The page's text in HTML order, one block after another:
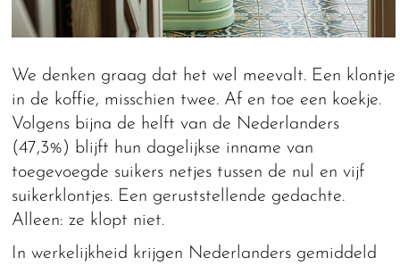
We denken graag dat het wel meevalt. Een klontje
in de koffie, misschien twee. Af en toe een koekje.
Volgens bijna de helft van de Nederlanders
(47,3%) blijft hun dagelijkse inname van
toegevoegde suikers netjes tussen de nul en vijf
suikerklontjes. Een geruststellende gedachte.
Alleen: ze klopt niet.
In werkelijkheid krijgen Nederlanders gemiddeld